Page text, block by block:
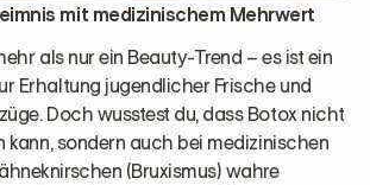
mit medizinischem Mehrwert
als nur ein Beauty-Trend – es ist ein
Erhaltung jugendlicher Frische und
Doch wusstest du, dass Botox nicht
kann, sondern auch bei medizinischen
(Bruxismus) wahre